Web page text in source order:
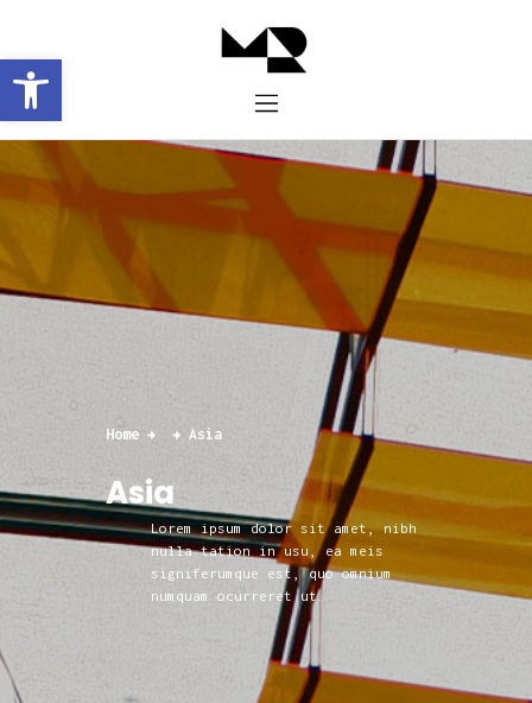
Abrir barra de herramientas
Home Asia
Asia
Lorem ipsum dolor sit amet, nibh
nulla tation in usu, ea meis
signiferumque est, quo omnium
numquam ocurreret ut.
Inicio
Historia
Proyectos
Galería
Contacto